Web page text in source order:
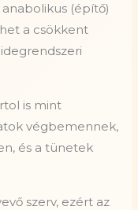
(építő)
a csökkent
is mint
végbemennek,
és a tünetek
szerv, ezért az